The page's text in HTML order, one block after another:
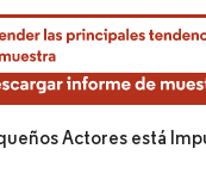
El uso requiere
Actores está